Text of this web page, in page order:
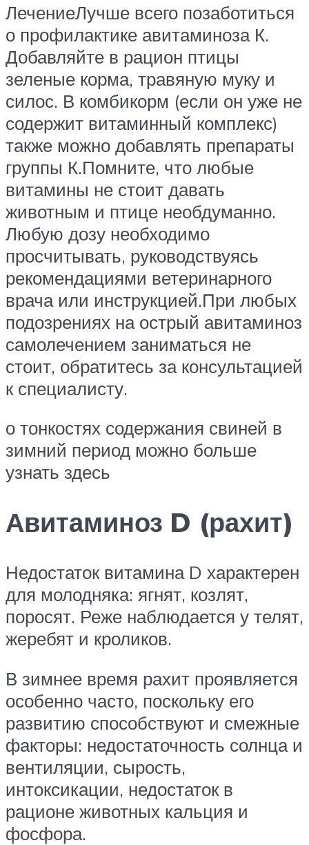
ЛечениеЛучше всего позаботиться
о профилактике авитаминоза К.
Добавляйте в рацион птицы
зеленые корма, травяную муку и
силос. В комбикорм (если он уже не
содержит витаминный комплекс)
также можно добавлять препараты
группы К.Помните, что любые
витамины не стоит давать
животным и птице необдуманно.
Любую дозу необходимо
просчитывать, руководствуясь
рекомендациями ветеринарного
врача или инструкцией.При любых
подозрениях на острый авитаминоз
самолечением заниматься не
стоит, обратитесь за консультацией
к специалисту.
о тонкостях содержания свиней в
зимний период можно больше
узнать здесь
Авитаминоз D (рахит)
Недостаток витамина D характерен
для молодняка: ягнят, козлят,
поросят. Реже наблюдается у телят,
жеребят и кроликов.
В зимнее время рахит проявляется
особенно часто, поскольку его
развитию способствуют и смежные
факторы: недостаточность солнца и
вентиляции, сырость,
интоксикации, недостаток в
рационе животных кальция и
фосфора.